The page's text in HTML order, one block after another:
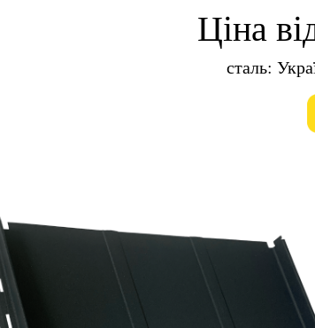
Ціна
сталь: